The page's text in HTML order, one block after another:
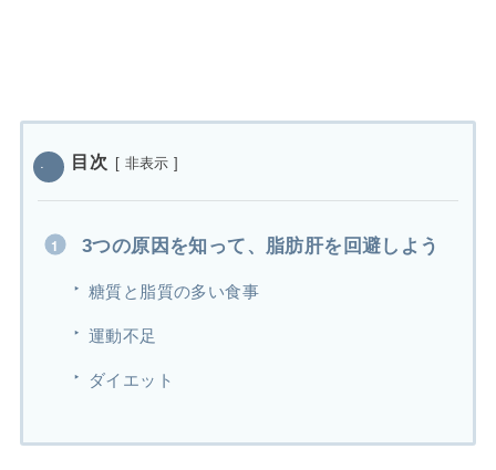
目次 [ 非表示 ]
3つの原因を知って、脂肪肝を回避しよう
糖質と脂質の多い食事
運動不足
ダイエット